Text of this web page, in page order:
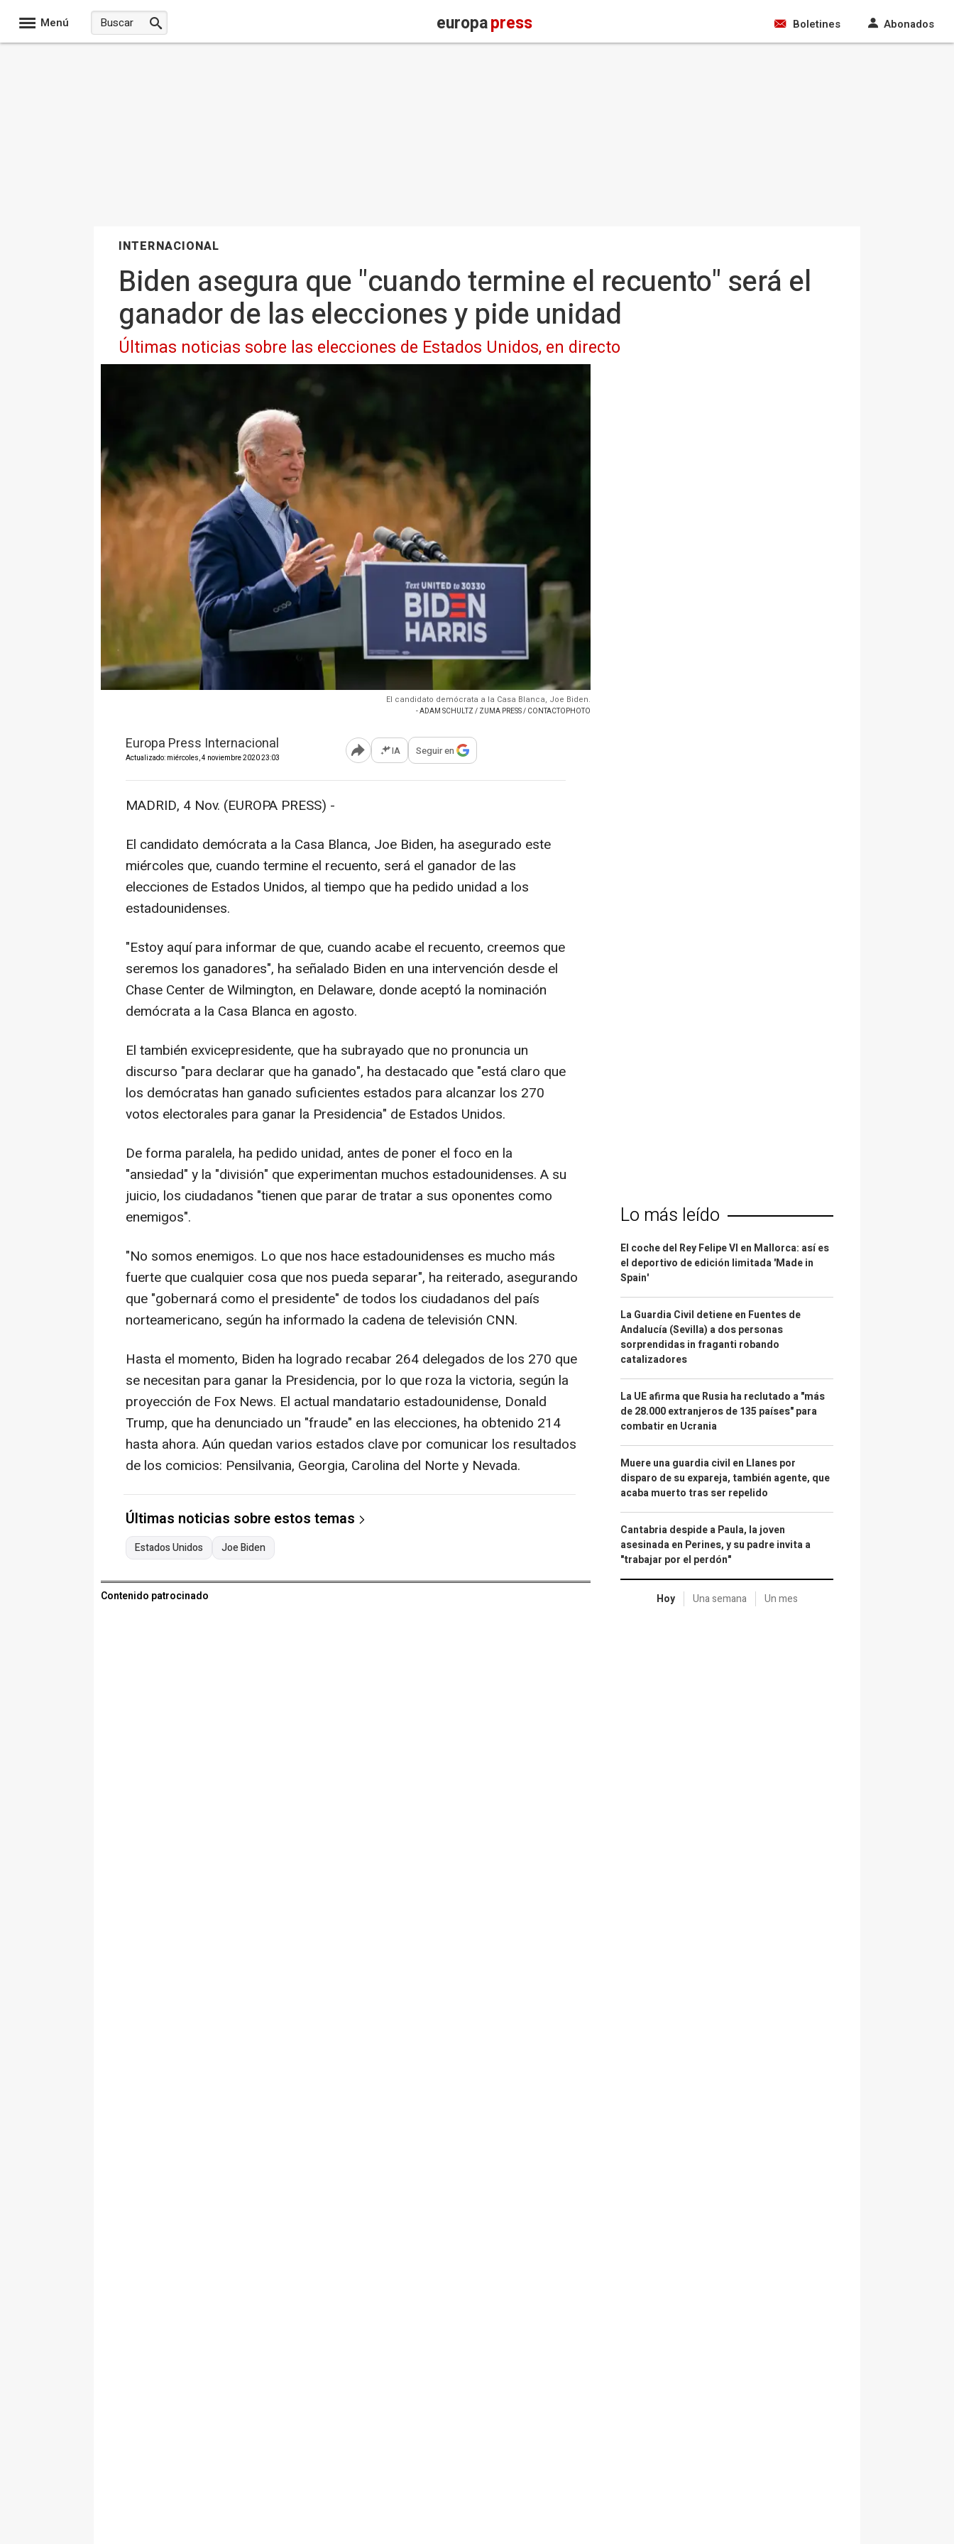
Menú europapress Boletines Abonados
INTERNACIONAL
Biden asegura que "cuando termine el recuento" será el
ganador de las elecciones y pide unidad
Últimas noticias sobre las elecciones de Estados Unidos, en directo
El candidato demócrata a la Casa Blanca, Joe Biden.
- ADAM SCHULTZ / ZUMA PRESS / CONTACTOPHOTO
Europa Press Internacional
Actualizado: miércoles, 4 noviembre 2020 23:03 Abrir opciones para compartir
IA Seguir en
MADRID, 4 Nov. (EUROPA PRESS) -
El candidato demócrata a la Casa Blanca, Joe Biden, ha asegurado este
miércoles que, cuando termine el recuento, será el ganador de las
elecciones de Estados Unidos, al tiempo que ha pedido unidad a los
estadounidenses.
"Estoy aquí para informar de que, cuando acabe el recuento, creemos que
seremos los ganadores", ha señalado Biden en una intervención desde el
Chase Center de Wilmington, en Delaware, donde aceptó la nominación
demócrata a la Casa Blanca en agosto.
El también exvicepresidente, que ha subrayado que no pronuncia un
discurso "para declarar que ha ganado", ha destacado que "está claro que
los demócratas han ganado suficientes estados para alcanzar los 270
votos electorales para ganar la Presidencia" de Estados Unidos.
De forma paralela, ha pedido unidad, antes de poner el foco en la
"ansiedad" y la "división" que experimentan muchos estadounidenses. A su
juicio, los ciudadanos "tienen que parar de tratar a sus oponentes como
enemigos".
"No somos enemigos. Lo que nos hace estadounidenses es mucho más
fuerte que cualquier cosa que nos pueda separar", ha reiterado, asegurando
que "gobernará como el presidente" de todos los ciudadanos del país
norteamericano, según ha informado la cadena de televisión CNN.
Hasta el momento, Biden ha logrado recabar 264 delegados de los 270 que
se necesitan para ganar la Presidencia, por lo que roza la victoria, según la
proyección de Fox News. El actual mandatario estadounidense, Donald
Trump, que ha denunciado un "fraude" en las elecciones, ha obtenido 214
hasta ahora. Aún quedan varios estados clave por comunicar los resultados
de los comicios: Pensilvania, Georgia, Carolina del Norte y Nevada.
Últimas noticias sobre estos temas
Estados Unidos Joe Biden
Contenido patrocinado
Lo más leído
El coche del Rey Felipe VI en Mallorca: así es
el deportivo de edición limitada 'Made in
Spain'
La Guardia Civil detiene en Fuentes de
Andalucía (Sevilla) a dos personas
sorprendidas in fraganti robando
catalizadores
La UE afirma que Rusia ha reclutado a "más
de 28.000 extranjeros de 135 países" para
combatir en Ucrania
Muere una guardia civil en Llanes por
disparo de su expareja, también agente, que
acaba muerto tras ser repelido
Cantabria despide a Paula, la joven
asesinada en Perines, y su padre invita a
"trabajar por el perdón"
Hoy Una semana Un mes